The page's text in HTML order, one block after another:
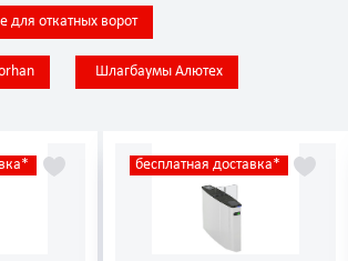
для откатных ворот
Шлагбаумы Алютех
бесплатная доставка*